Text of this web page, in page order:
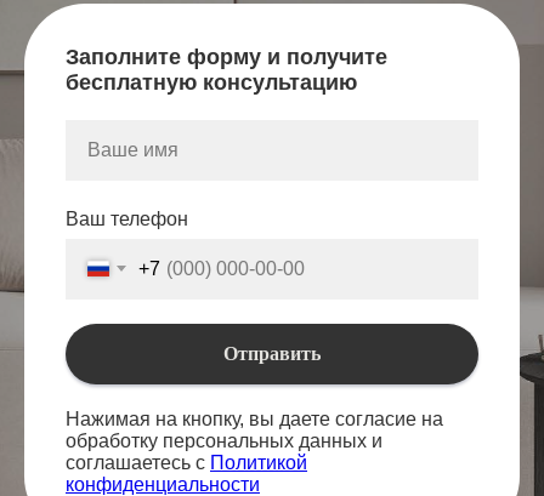
Заполните форму и получите
бесплатную консультацию
Ваш телефон
+7
Отправить
Нажимая на кнопку, вы даете согласие на
обработку персональных данных и
соглашаетесь с Политикой
конфиденциальности